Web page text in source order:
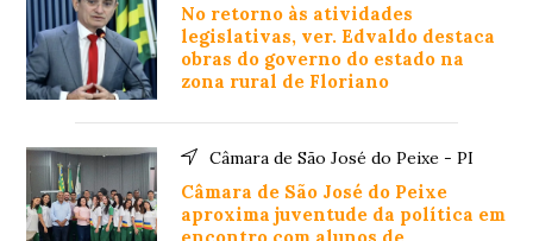
No retorno às atividades
legislativas, ver. Edvaldo destaca
obras do governo do estado na
zona rural de Floriano
Câmara de São José do Peixe - PI
Câmara de São José do Peixe
aproxima juventude da política em